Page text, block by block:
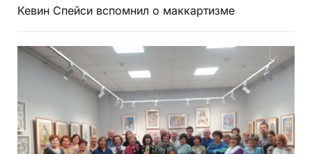
Кевин Спейси вспомнил о маккартизме